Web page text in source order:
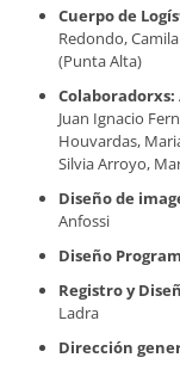
Cuerpo de
Redondo,
(Punta Alta)
Colaboradorxs:
Juan Ignacio
Houvardas,
Silvia Arroyo,
Diseño de
Anfossi
Diseño
Registro y
Ladra
Dirección